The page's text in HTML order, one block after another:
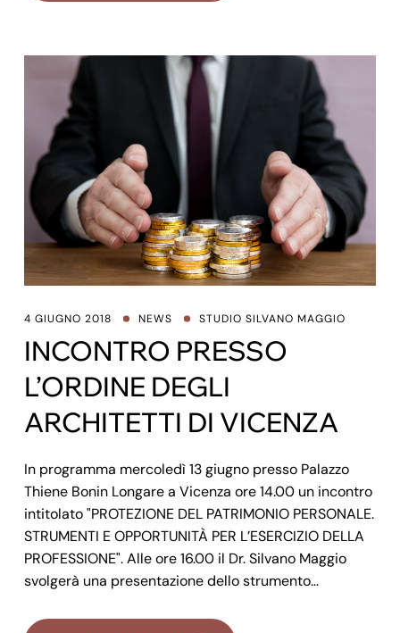
4 GIUGNO 2018 NEWS STUDIO SILVANO MAGGIO
INCONTRO PRESSO
L’ORDINE DEGLI
ARCHITETTI DI VICENZA
In programma mercoledì 13 giugno presso Palazzo
Thiene Bonin Longare a Vicenza ore 14.00 un incontro
intitolato "PROTEZIONE DEL PATRIMONIO PERSONALE.
STRUMENTI E OPPORTUNITÀ PER L’ESERCIZIO DELLA
PROFESSIONE". Alle ore 16.00 il Dr. Silvano Maggio
svolgerà una presentazione dello strumento…